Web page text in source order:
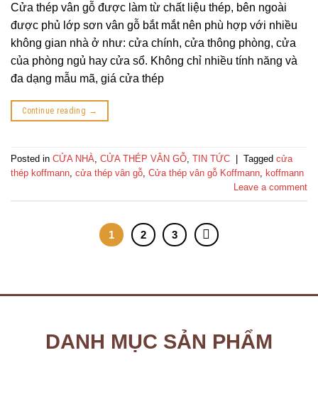
Cửa thép vân gỗ được làm từ chất liệu thép, bên ngoài
được phủ lớp sơn vân gỗ bắt mắt nên phù hợp với nhiều
không gian nhà ở như: cửa chính, cửa thông phòng, cửa
của phòng ngủ hay cửa sổ. Không chỉ nhiều tính năng và
đa dạng mẫu mã, giá cửa thép
Continue reading →
Posted in CỬA NHÀ CỬA THÉP VÂN GỖ TIN TỨC Tagged cửa
thép koffmann cửa thép vân gỗ Cửa thép vân gỗ Koffmann
koffmann
Leave a comment
1 2 3
DANH MỤC SẢN PHẨM